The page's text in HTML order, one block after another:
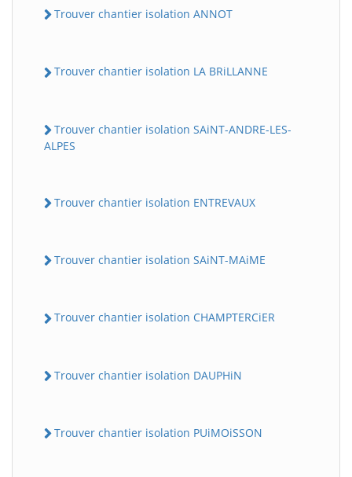
Trouver chantier isolation ANNOT
Trouver chantier isolation LA BRiLLANNE
Trouver chantier isolation SAiNT-ANDRE-LES-
ALPES
Trouver chantier isolation ENTREVAUX
Trouver chantier isolation SAiNT-MAiME
Trouver chantier isolation CHAMPTERCiER
Trouver chantier isolation DAUPHiN
Trouver chantier isolation PUiMOiSSON